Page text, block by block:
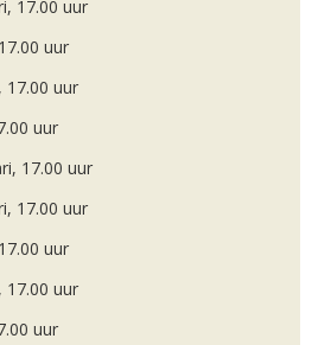
17.00 uur
uur
17.00 uur
uur
17.00 uur
17.00 uur
uur
17.00 uur
uur